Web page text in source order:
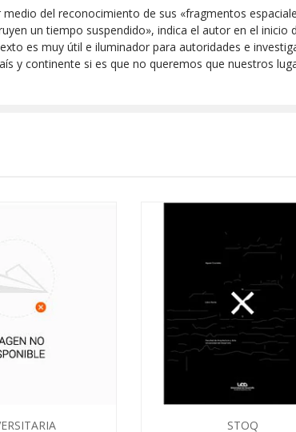
del reconocimiento de sus «fragmentos
un tiempo suspendido», indica el autor en el inicio
es muy útil e iluminador para autoridades e
y continente si es que no queremos que nuestros
STOQ